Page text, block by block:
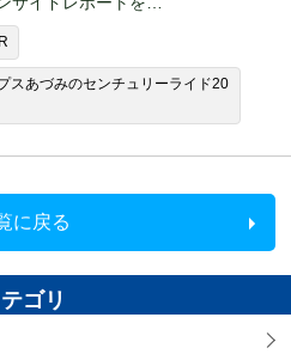
スあづみのセンチュリーライド20
に戻る
ゴリ